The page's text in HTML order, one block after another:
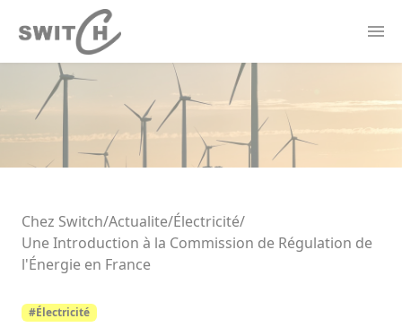
Offres Électricité
Forfaits Mobile
Borne de recharge
Chez Switch/Actualite/Électricité/
Une Introduction à la Commission de Régulation de
l'Énergie en France
#Électricité
Panneau de gestion des cookies